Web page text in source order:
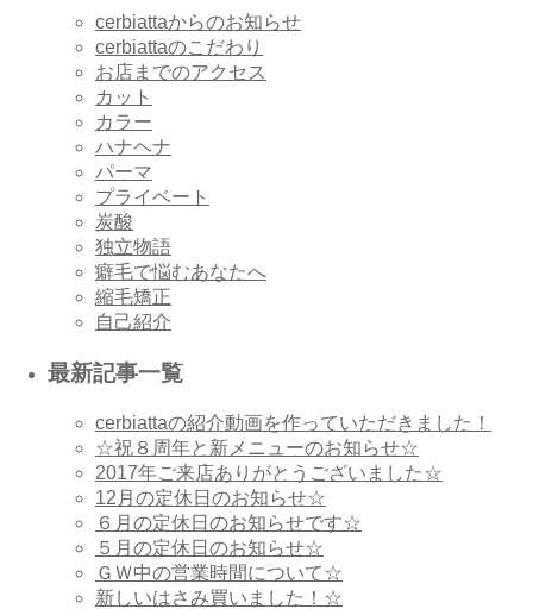
cerbiattaからのお知らせ
cerbiattaのこだわり
お店までのアクセス
カット
カラー
ハナヘナ
パーマ
プライベート
炭酸
独立物語
癖毛で悩むあなたへ
縮毛矯正
自己紹介
最新記事一覧
cerbiattaの紹介動画を作っていただきました！
☆祝８周年と新メニューのお知らせ☆
2017年ご来店ありがとうございました☆
12月の定休日のお知らせ☆
６月の定休日のお知らせです☆
５月の定休日のお知らせ☆
ＧＷ中の営業時間について☆
新しいはさみ買いました！☆